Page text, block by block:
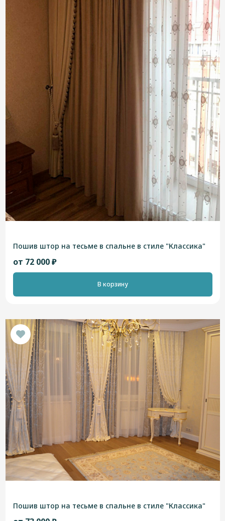
Пошив штор на тесьме в спальне в стиле "Классика"
от 72 000 ₽
В корзину
Пошив штор на тесьме в спальне в стиле "Классика"